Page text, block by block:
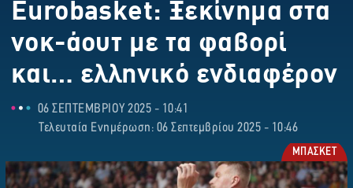
Eurobasket: Ξεκίνημα στα
νοκ-άουτ με τα φαβορί
και… ελληνικό ενδιαφέρον
06 ΣΕΠΤΕΜΒΡΙΟΥ 2025 - 10:41
Τελευταία Ενημέρωση: 06 Σεπτεμβρίου 2025 - 10:46
ΜΠΑΣΚΕΤ